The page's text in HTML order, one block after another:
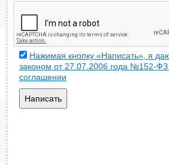
Нажимая кнопку «Написать», я
законом от 27.07.2006 года №152-
соглашении
Написать